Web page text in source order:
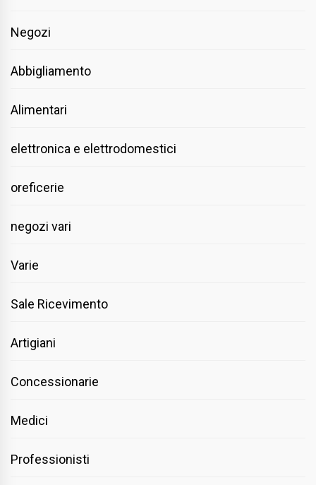
Negozi
Abbigliamento
Alimentari
elettronica e elettrodomestici
oreficerie
negozi vari
Varie
Sale Ricevimento
Artigiani
Concessionarie
Medici
Professionisti